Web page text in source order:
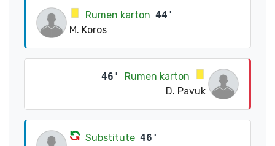
Rumen karton 44'
M. Koros
46'
Rumen karton
D. Pavuk
Substitute 46'